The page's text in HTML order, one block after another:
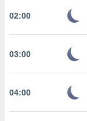
02:00
03:00
04:00